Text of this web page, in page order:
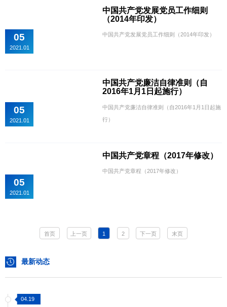
论，学院“先锋服务1+N”党建品牌创建方案已基
本成型。在建设过程中，一要突出党建引领和传
媒专业特色，突出先锋服务精神，实现党的建
05
2021.01
中国共产党发展党员工作细则
（2014年印发）
中国共产党发展党员工作细则（2014年印发）
05
2021.01
中国共产党廉洁自律准则（自
2016年1月1日起施行）
中国共产党廉洁自律准则（自2016年1月1日起施
行）
05
2021.01
中国共产党章程（2017年修改）
中国共产党章程（2017年修改）
首页 上一页 1 2 下一页 末页
最新动态
04.19